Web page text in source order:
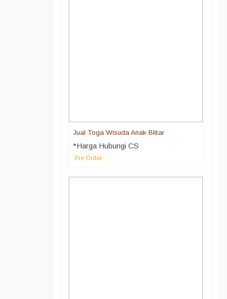
Jual Toga Wisuda Anak Blitar
*Harga Hubungi CS
Pre Order